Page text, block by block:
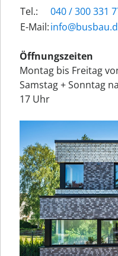
Tel.:
040 / 300 331
E-Mail:
Öffnungszeiten
Montag bis Freitag
Samstag + Sonntag
17 Uhr